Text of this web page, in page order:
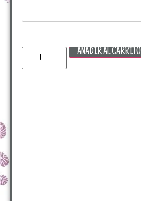
AÑADIR AL CARRITO